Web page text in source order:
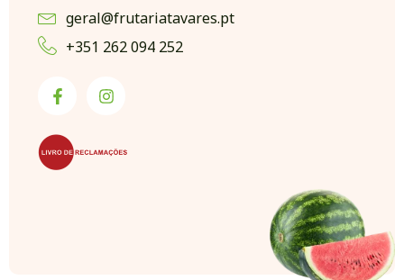
geral@frutariatavares.pt
+351 262 094 252